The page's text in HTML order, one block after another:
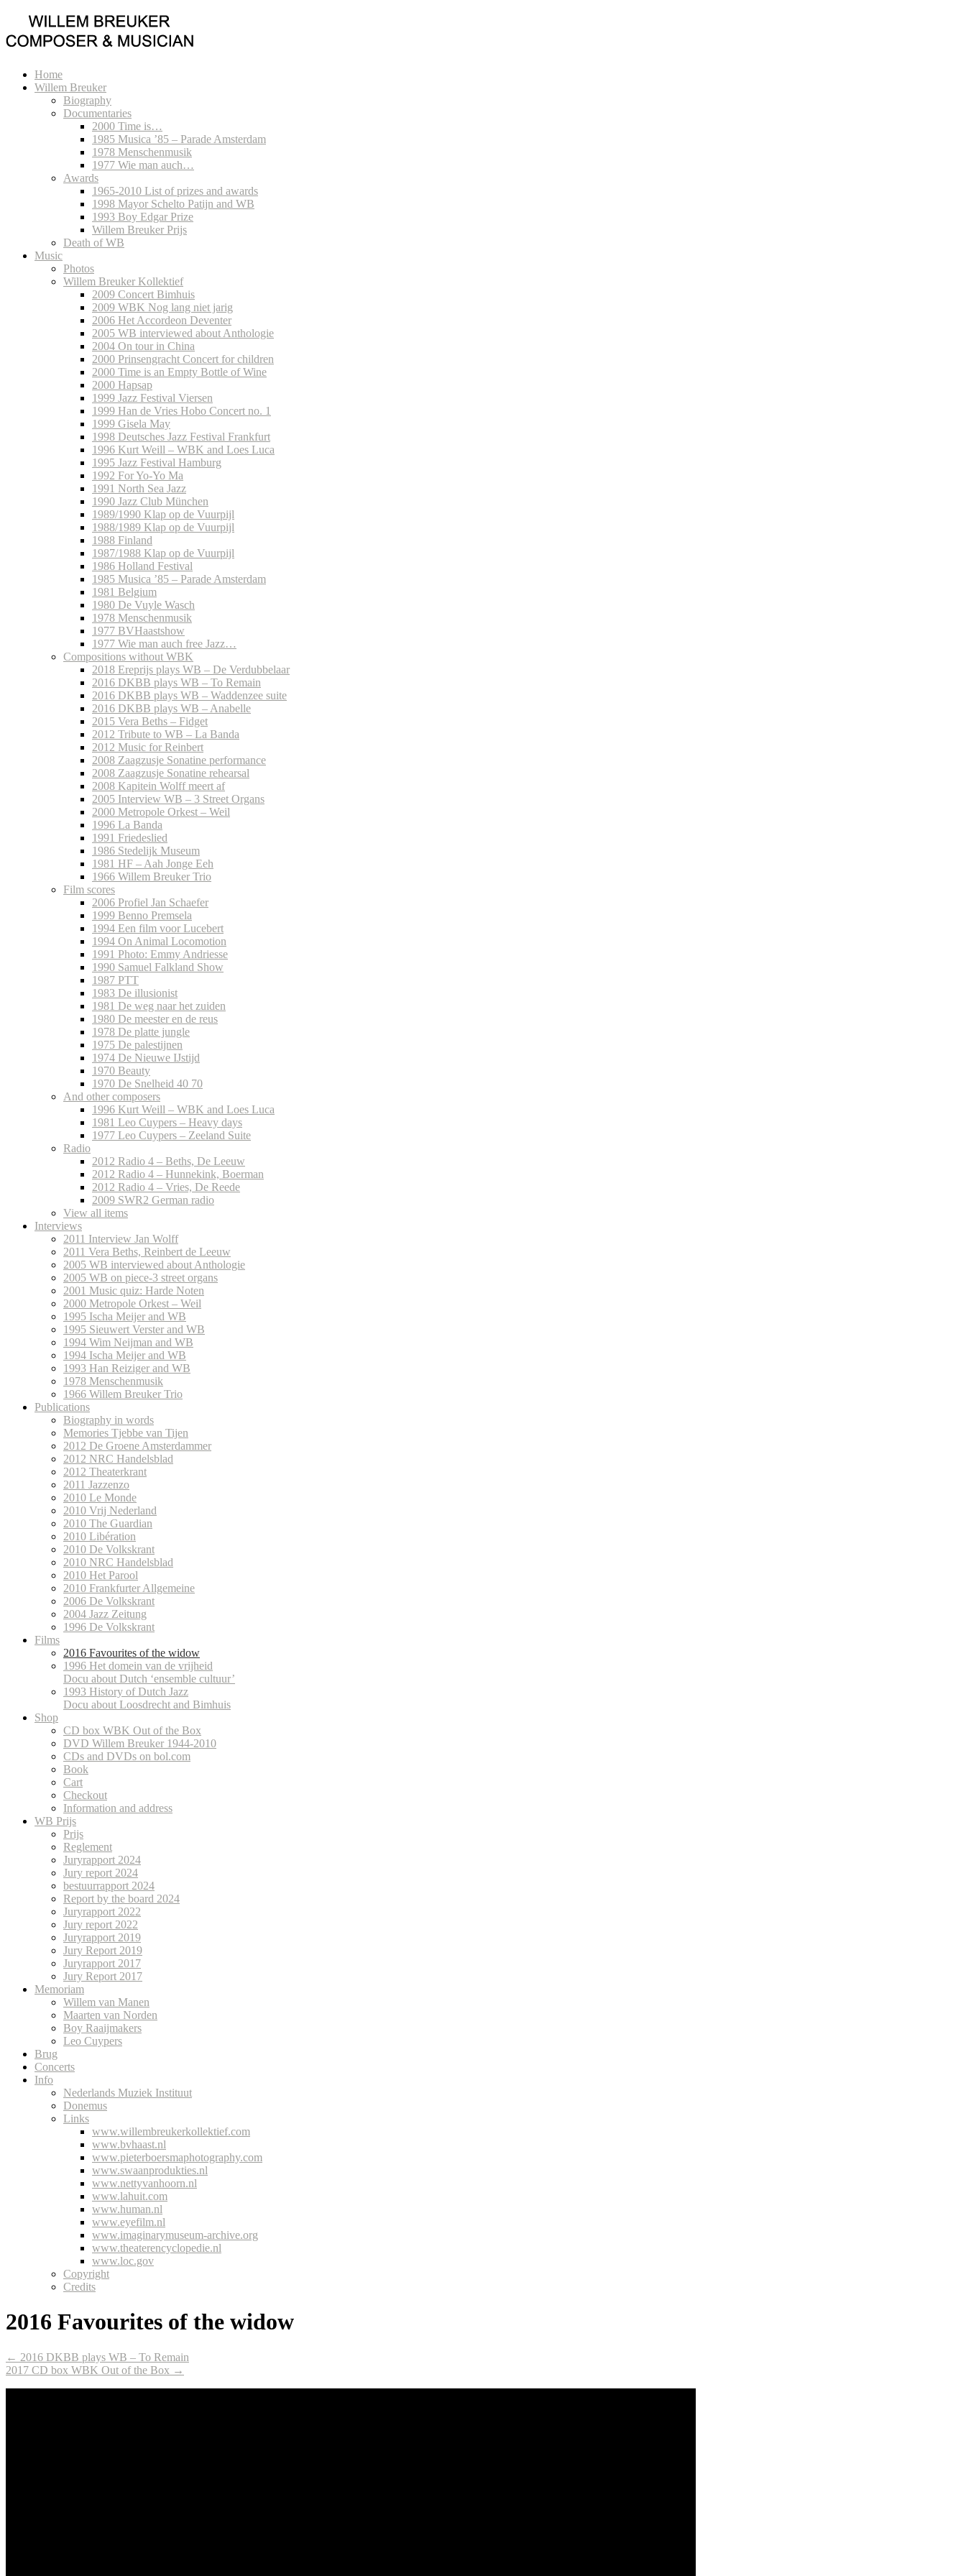
Home
Willem Breuker
Biography
Documentaries
2000 Time is…
1985 Musica ’85 – Parade Amsterdam
1978 Menschenmusik
1977 Wie man auch…
Awards
1965-2010 List of prizes and awards
1998 Mayor Schelto Patijn and WB
1993 Boy Edgar Prize
Willem Breuker Prijs
Death of WB
Music
Photos
Willem Breuker Kollektief
2009 Concert Bimhuis
2009 WBK Nog lang niet jarig
2006 Het Accordeon Deventer
2005 WB interviewed about Anthologie
2004 On tour in China
2000 Prinsengracht Concert for children
2000 Time is an Empty Bottle of Wine
2000 Hapsap
1999 Jazz Festival Viersen
1999 Han de Vries Hobo Concert no. 1
1999 Gisela May
1998 Deutsches Jazz Festival Frankfurt
1996 Kurt Weill – WBK and Loes Luca
1995 Jazz Festival Hamburg
1992 For Yo-Yo Ma
1991 North Sea Jazz
1990 Jazz Club München
1989/1990 Klap op de Vuurpijl
1988/1989 Klap op de Vuurpijl
1988 Finland
1987/1988 Klap op de Vuurpijl
1986 Holland Festival
1985 Musica ’85 – Parade Amsterdam
1981 Belgium
1980 De Vuyle Wasch
1978 Menschenmusik
1977 BVHaastshow
1977 Wie man auch free Jazz…
Compositions without WBK
2018 Ereprijs plays WB – De Verdubbelaar
2016 DKBB plays WB – To Remain
2016 DKBB plays WB – Waddenzee suite
2016 DKBB plays WB – Anabelle
2015 Vera Beths – Fidget
2012 Tribute to WB – La Banda
2012 Music for Reinbert
2008 Zaagzusje Sonatine performance
2008 Zaagzusje Sonatine rehearsal
2008 Kapitein Wolff meert af
2005 Interview WB – 3 Street Organs
2000 Metropole Orkest – Weil
1996 La Banda
1991 Friedeslied
1986 Stedelijk Museum
1981 HF – Aah Jonge Eeh
1966 Willem Breuker Trio
Film scores
2006 Profiel Jan Schaefer
1999 Benno Premsela
1994 Een film voor Lucebert
1994 On Animal Locomotion
1991 Photo: Emmy Andriesse
1990 Samuel Falkland Show
1987 PTT
1983 De illusionist
1981 De weg naar het zuiden
1980 De meester en de reus
1978 De platte jungle
1975 De palestijnen
1974 De Nieuwe IJstijd
1970 Beauty
1970 De Snelheid 40 70
And other composers
1996 Kurt Weill – WBK and Loes Luca
1981 Leo Cuypers – Heavy days
1977 Leo Cuypers – Zeeland Suite
Radio
2012 Radio 4 – Beths, De Leeuw
2012 Radio 4 – Hunnekink, Boerman
2012 Radio 4 – Vries, De Reede
2009 SWR2 German radio
View all items
Interviews
2011 Interview Jan Wolff
2011 Vera Beths, Reinbert de Leeuw
2005 WB interviewed about Anthologie
2005 WB on piece-3 street organs
2001 Music quiz: Harde Noten
2000 Metropole Orkest – Weil
1995 Ischa Meijer and WB
1995 Sieuwert Verster and WB
1994 Wim Neijman and WB
1994 Ischa Meijer and WB
1993 Han Reiziger and WB
1978 Menschenmusik
1966 Willem Breuker Trio
Publications
Biography in words
Memories Tjebbe van Tijen
2012 De Groene Amsterdammer
2012 NRC Handelsblad
2012 Theaterkrant
2011 Jazzenzo
2010 Le Monde
2010 Vrij Nederland
2010 The Guardian
2010 Libération
2010 De Volkskrant
2010 NRC Handelsblad
2010 Het Parool
2010 Frankfurter Allgemeine
2006 De Volkskrant
2004 Jazz Zeitung
1996 De Volkskrant
Films
2016 Favourites of the widow
1996 Het domein van de vrijheid
Docu about Dutch ‘ensemble cultuur’
1993 History of Dutch Jazz
Docu about Loosdrecht and Bimhuis
Shop
CD box WBK Out of the Box
DVD Willem Breuker 1944-2010
CDs and DVDs on bol.com
Book
Cart
Checkout
Information and address
WB Prijs
Prijs
Reglement
Juryrapport 2024
Jury report 2024
bestuurrapport 2024
Report by the board 2024
Juryrapport 2022
Jury report 2022
Juryrapport 2019
Jury Report 2019
Juryrapport 2017
Jury Report 2017
Memoriam
Willem van Manen
Maarten van Norden
Boy Raaijmakers
Leo Cuypers
Brug
Concerts
Info
Nederlands Muziek Instituut
Donemus
Links
www.willembreukerkollektief.com
www.bvhaast.nl
www.pieterboersmaphotography.com
www.swaanprodukties.nl
www.nettyvanhoorn.nl
www.lahuit.com
www.human.nl
www.eyefilm.nl
www.imaginarymuseum-archive.org
www.theaterencyclopedie.nl
www.loc.gov
Copyright
Credits
2016 Favourites of the widow
← 2016 DKBB plays WB – To Remain
2017 CD box WBK Out of the Box →